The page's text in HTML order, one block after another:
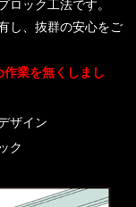
ロック工法です。
し、抜群の安心をご
業を無くしまし
ザイン
ク